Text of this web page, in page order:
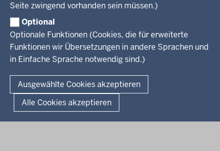
Seite zwingend vorhanden sein müssen.)
Optional
Optionale Funktionen (Cookies, die für erweiterte
Funktionen wir Übersetzungen in andere Sprachen und
in Einfache Sprache notwendig sind.)
Ausgewählte Cookies akzeptieren
Alle Cookies akzeptieren
Jugend
Familie
LSBTIQ*
Gleichstellung
Flucht
Pressemitteilungen
Pressekontakt
Fotos
RSS-Feeds
Service
Broschürenservice
Bibliothek
Newsletter
Geschützter Kontakt
Landesportal NRW
Anfahrt
E-Rechnung
#WTFuture
Fußzeile
Seitenübersicht Kontakt Datenschutz